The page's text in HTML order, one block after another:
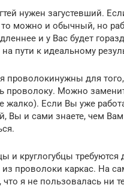
нужен загустевший.
то можно и обычный, но
и у Вас будет
на пути к идеальному
проволокинужны для
проволоку. Можно
жалко). Если Вы уже
Вы и сами знаете, чем
и круглогубцы требуются
из проволоки каркас. На
что я не пользовалась ни